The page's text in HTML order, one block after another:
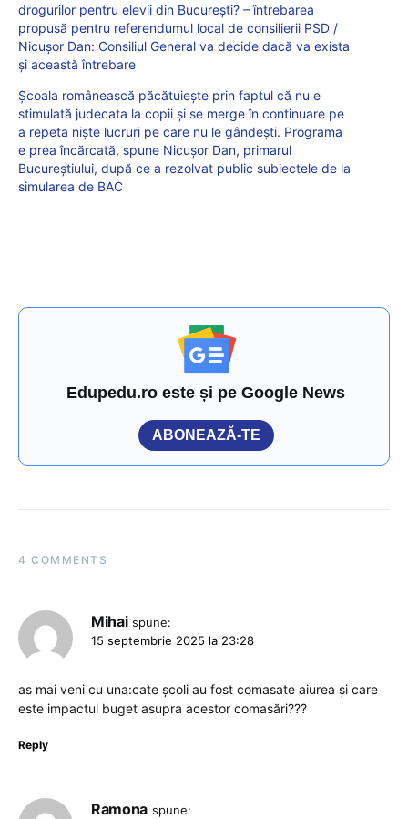
drogurilor pentru elevii din București? – întrebarea
propusă pentru referendumul local de consilierii PSD /
Nicușor Dan: Consiliul General va decide dacă va exista
și această întrebare
Școala românească păcătuiește prin faptul că nu e
stimulată judecata la copii și se merge în continuare pe
a repeta niște lucruri pe care nu le gândești. Programa
e prea încărcată, spune Nicușor Dan, primarul
Bucureștiului, după ce a rezolvat public subiectele de la
simularea de BAC
Edupedu.ro este și pe Google News
ABONEAZĂ-TE
4 COMMENTS
Mihai spune:
15 septembrie 2025 la 23:28
as mai veni cu una:cate școli au fost comasate aiurea și care
este impactul buget asupra acestor comasări???
Reply
Ramona spune: